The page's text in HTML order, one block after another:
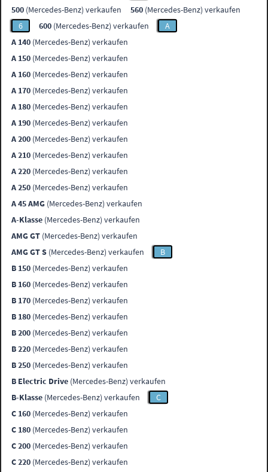
500 (Mercedes-Benz) verkaufen 560 (Mercedes-Benz) verkaufen
6
600 (Mercedes-Benz) verkaufen
A
A 140 (Mercedes-Benz) verkaufen
A 150 (Mercedes-Benz) verkaufen
A 160 (Mercedes-Benz) verkaufen
A 170 (Mercedes-Benz) verkaufen
A 180 (Mercedes-Benz) verkaufen
A 190 (Mercedes-Benz) verkaufen
A 200 (Mercedes-Benz) verkaufen
A 210 (Mercedes-Benz) verkaufen
A 220 (Mercedes-Benz) verkaufen
A 250 (Mercedes-Benz) verkaufen
A 45 AMG (Mercedes-Benz) verkaufen
A-Klasse (Mercedes-Benz) verkaufen
AMG GT (Mercedes-Benz) verkaufen
AMG GT S (Mercedes-Benz) verkaufen
B
B 150 (Mercedes-Benz) verkaufen
B 160 (Mercedes-Benz) verkaufen
B 170 (Mercedes-Benz) verkaufen
B 180 (Mercedes-Benz) verkaufen
B 200 (Mercedes-Benz) verkaufen
B 220 (Mercedes-Benz) verkaufen
B 250 (Mercedes-Benz) verkaufen
B Electric Drive (Mercedes-Benz) verkaufen
B-Klasse (Mercedes-Benz) verkaufen
C
C 160 (Mercedes-Benz) verkaufen
C 180 (Mercedes-Benz) verkaufen
C 200 (Mercedes-Benz) verkaufen
C 220 (Mercedes-Benz) verkaufen